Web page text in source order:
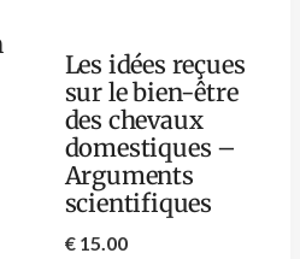
Les idées reçues
sur le bien-être
des chevaux
domestiques –
Arguments
scientifiques
€15.00